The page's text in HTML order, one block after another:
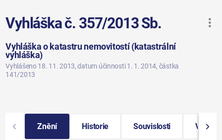
Vyhláška č. 357/2013 Sb.
Vyhláška o katastru nemovitostí (katastrální
vyhláška)
Vyhlášeno 18. 11. 2013, datum účinnosti 1. 1. 2014, částka
141/2013
Znění Historie Souvislosti